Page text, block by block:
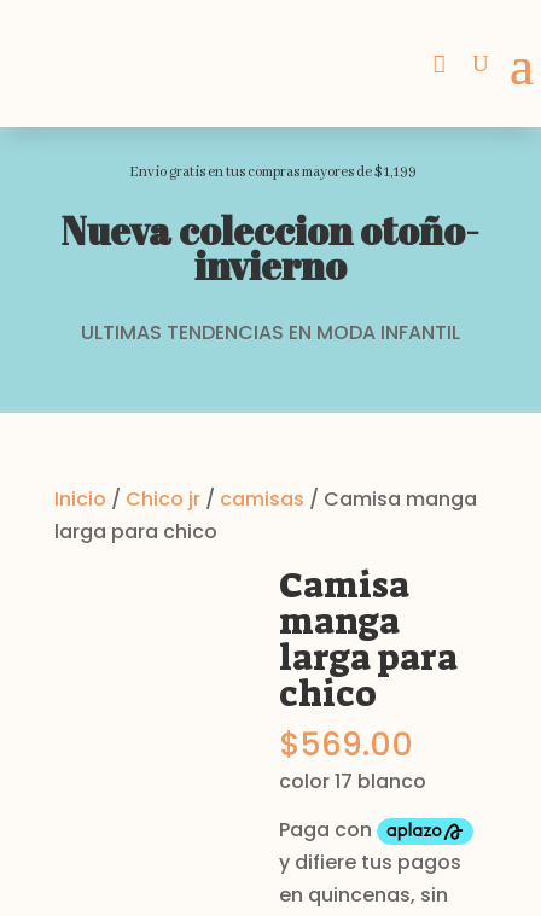
Envio gratis en tus compras mayores de $1,199
Nueva coleccion otoño-
invierno
ULTIMAS TENDENCIAS EN MODA INFANTIL
Inicio / Chico jr/ camisas / Camisa manga
larga para chico
Camisa
manga
larga para
chico
$569.00
color 17 blanco